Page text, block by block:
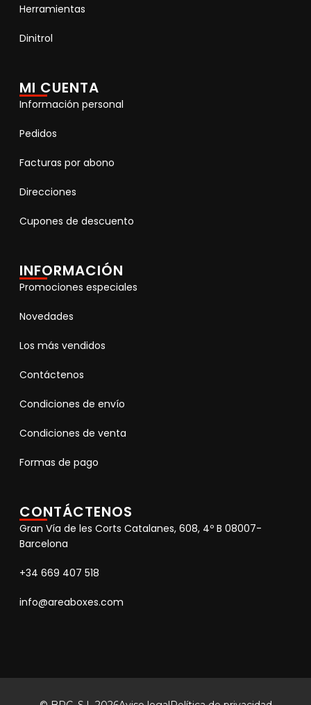
Herramientas
Dinitrol
MI CUENTA
Información personal
Pedidos
Facturas por abono
Direcciones
Cupones de descuento
INFORMACIÓN
Promociones especiales
Novedades
Los más vendidos
Contáctenos
Condiciones de envío
Condiciones de venta
Formas de pago
CONTÁCTENOS
Gran Vía de les Corts Catalanes, 608, 4º B 08007-
Barcelona
+34 669 407 518
info@areaboxes.com